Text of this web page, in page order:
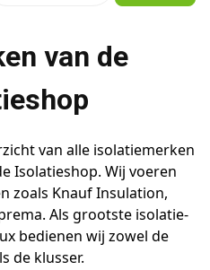
van de
van alle isolatiemerken
Isolatieshop. Wij voeren
zoals Knauf Insulation,
Als grootste isolatie-
bedienen wij zowel de
de klusser.